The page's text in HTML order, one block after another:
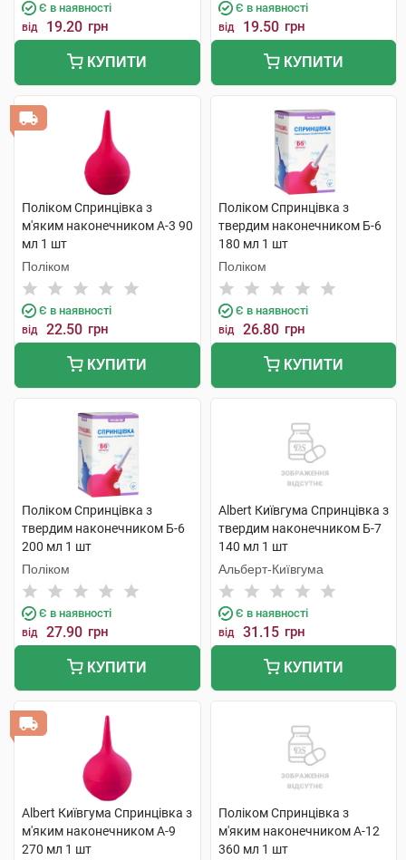
Є в наявності
від 19.20 грн
КУПИТИ
Є в наявності
від 19.50 грн
КУПИТИ
Поліком Спринцівка з
м'яким наконечником А-3 90
мл 1 шт
Поліком
Є в наявності
від 22.50 грн
КУПИТИ
Поліком Спринцівка з
твердим наконечником Б-6
180 мл 1 шт
Поліком
Є в наявності
від 26.80 грн
КУПИТИ
Поліком Спринцівка з
твердим наконечником Б-6
200 мл 1 шт
Поліком
Є в наявності
від 27.90 грн
КУПИТИ
Albert Київгума Спринцівка з
твердим наконечником Б-7
140 мл 1 шт
Альберт-Київгума
Є в наявності
від 31.15 грн
КУПИТИ
Albert Київгума Спринцівка з
м'яким наконечником А-9
270 мл 1 шт
Поліком Спринцівка з
м'яким наконечником А-12
360 мл 1 шт